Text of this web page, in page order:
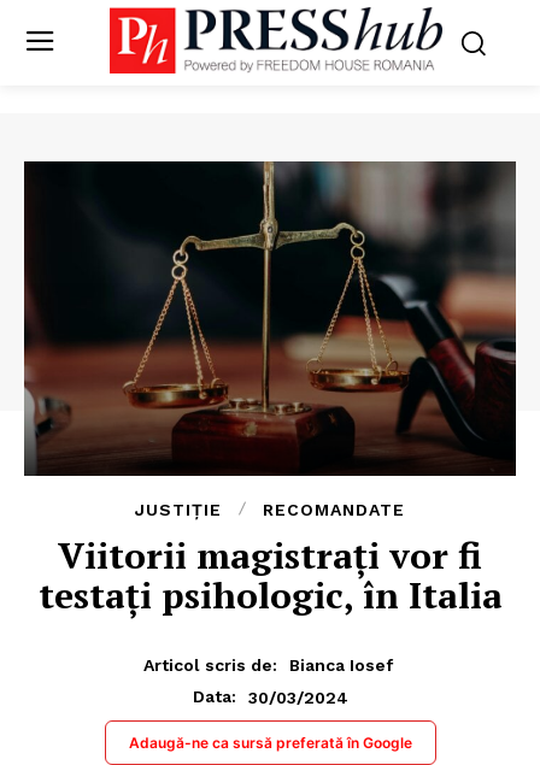
JUSTIȚIE RECOMANDATE
Viitorii magistrați vor fi
testați psihologic, în Italia
Articol scris de:
Bianca Iosef
Data:
30/03/2024
Adaugă-ne ca sursă preferată în Google